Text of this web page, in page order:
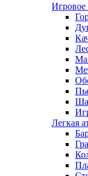
Игровое
Легкая